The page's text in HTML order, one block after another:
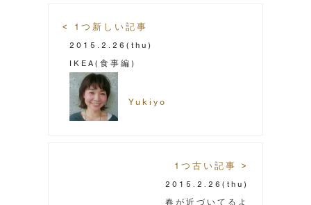
< 1つ新しい記事
2015.2.26 (thu)
IKEA(食事編)
Yukiyo
1つ古い記事 >
2015.2.26 (thu)
春が近づいてるよ